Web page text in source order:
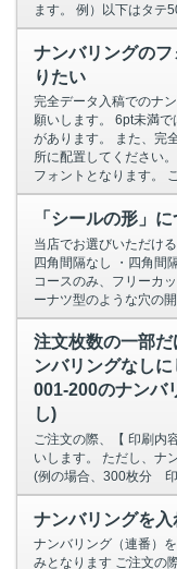
ます。 例）以下はタテ
ナンバリングの
りたい
完全データ入稿でのナ
願いします。 6pt未満
があります。 また、完
所に配置してください
フォントとなります。
「シールの形」
当店でお選びいただけ
四角間隔なし ・四角間
コースのみ、フリーカ
ーナツ型のような穴の
注文枚数の一部
ンバリングなし
001-200のナンバ
し)
ご注文の際、【 印刷内
いします。 ただし、ナ
(例の場合、300枚分 印
ナンバリングを入
ナンバリング（連番）
みとなります ご注文の